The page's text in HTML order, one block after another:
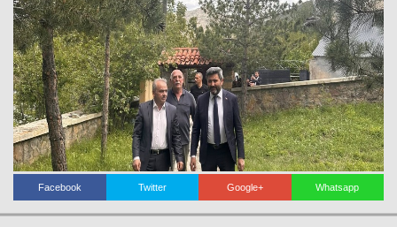
Facebook Twitter Google+ Whatsapp
FOTO GALERİ
VİDEO GALERİ
KÜNYE
İLETİŞİM